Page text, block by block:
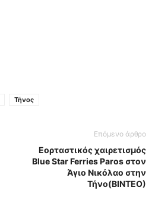
Τήνος
Επόμενο άρθρο
Εορταστικός χαιρετισμός
Blue Star Ferries Paros στον
Άγιο Νικόλαο στην
Τήνο(ΒΙΝΤΕΟ)